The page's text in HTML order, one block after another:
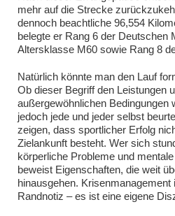
mehr auf die Strecke
dennoch beachtliche 96,554
belegte er Rang 6 der Deutschen
Altersklasse M60 sowie Rang 8
Natürlich könnte man den Lauf
Ob dieser Begriff den Leistungen
außergewöhnlichen Bedingungen
jedoch jede und jeder selbst
zeigen, dass sportlicher Erfolg
Zielankunft besteht. Wer sich
körperliche Probleme und
beweist Eigenschaften, die weit
hinausgehen.
Randnotiz – es ist eine eigene